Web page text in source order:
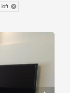
loft